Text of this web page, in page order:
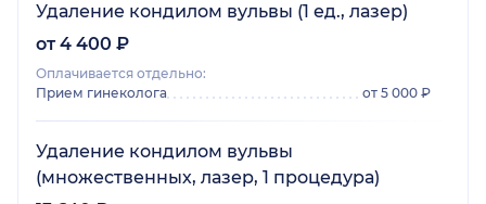
Удаление кондилом вульвы (1 ед., лазер)
от 4 400 ₽
Оплачивается отдельно:
Прием гинеколога
от 5 000 ₽
Удаление кондилом вульвы
(множественных, лазер, 1 процедура)